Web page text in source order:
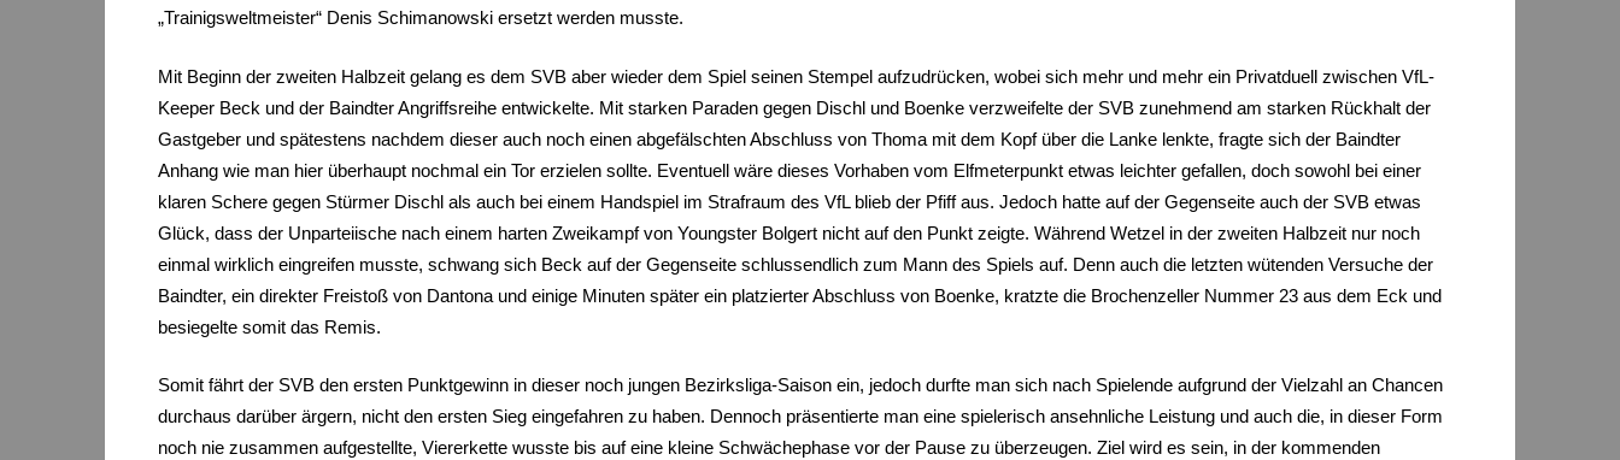
„Trainigsweltmeister“ Denis Schimanowski ersetzt werden musste.
Mit Beginn der zweiten Halbzeit gelang es dem SVB aber wieder dem Spiel seinen Stempel aufzudrücken, wobei sich mehr und mehr ein Privatduell zwischen VfL-
Keeper Beck und der Baindter Angriffsreihe entwickelte. Mit starken Paraden gegen Dischl und Boenke verzweifelte der SVB zunehmend am starken Rückhalt der
Gastgeber und spätestens nachdem dieser auch noch einen abgefälschten Abschluss von Thoma mit dem Kopf über die Lanke lenkte, fragte sich der Baindter
Anhang wie man hier überhaupt nochmal ein Tor erzielen sollte. Eventuell wäre dieses Vorhaben vom Elfmeterpunkt etwas leichter gefallen, doch sowohl bei einer
klaren Schere gegen Stürmer Dischl als auch bei einem Handspiel im Strafraum des VfL blieb der Pfiff aus. Jedoch hatte auf der Gegenseite auch der SVB etwas
Glück, dass der Unparteiische nach einem harten Zweikampf von Youngster Bolgert nicht auf den Punkt zeigte. Während Wetzel in der zweiten Halbzeit nur noch
einmal wirklich eingreifen musste, schwang sich Beck auf der Gegenseite schlussendlich zum Mann des Spiels auf. Denn auch die letzten wütenden Versuche der
Baindter, ein direkter Freistoß von Dantona und einige Minuten später ein platzierter Abschluss von Boenke, kratzte die Brochenzeller Nummer 23 aus dem Eck und
besiegelte somit das Remis.
Somit fährt der SVB den ersten Punktgewinn in dieser noch jungen Bezirksliga-Saison ein, jedoch durfte man sich nach Spielende aufgrund der Vielzahl an Chancen
durchaus darüber ärgern, nicht den ersten Sieg eingefahren zu haben. Dennoch präsentierte man eine spielerisch ansehnliche Leistung und auch die, in dieser Form
noch nie zusammen aufgestellte, Viererkette wusste bis auf eine kleine Schwächephase vor der Pause zu überzeugen. Ziel wird es sein, in der kommenden